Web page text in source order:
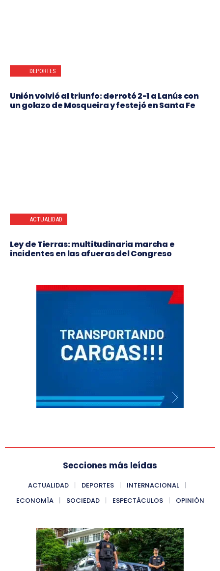
DEPORTES
Unión volvió al triunfo: derrotó 2-1 a Lanús con
un golazo de Mosqueira y festejó en Santa Fe
ACTUALIDAD
Ley de Tierras: multitudinaria marcha e
incidentes en las afueras del Congreso
Secciones más leídas
ACTUALIDAD DEPORTES
INTERNACIONAL
ECONOMÍA
SOCIEDAD ESPECTÁCULOS OPINIÓN